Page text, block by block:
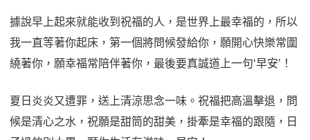
據說早上起來就能收到祝福的人，是世界上最幸福的，所以
我一直等著你起床，第一個將問候發給你，願開心快樂常圍
繞著你，願幸福常陪伴著你，最後要真誠道上一句‘早安’！
夏日炎炎又遭罪，送上清涼思念一味。祝福把高溫擊退，問
候是清心之水，祝願是甜筒的甜美，掛牽是幸福的跟隨，日